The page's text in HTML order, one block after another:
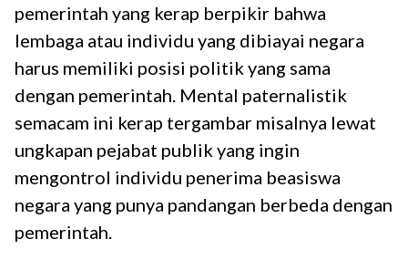
pemerintah yang kerap berpikir bahwa
lembaga atau individu yang dibiayai negara
harus memiliki posisi politik yang sama
dengan pemerintah. Mental paternalistik
semacam ini kerap tergambar misalnya lewat
ungkapan pejabat publik yang ingin
mengontrol individu penerima beasiswa
negara yang punya pandangan berbeda dengan
pemerintah.